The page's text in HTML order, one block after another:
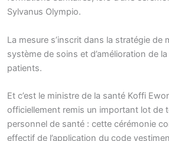
Sylvanus Olympio.
La mesure s’inscrit dans la stratégie de
système de soins et d’amélioration de
patients.
Et c’est le ministre de la santé Koffi
officiellement remis un important lot de
personnel de santé : cette cérémonie
effectif de l’application du code